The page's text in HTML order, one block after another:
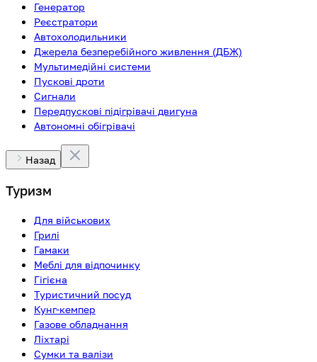
Генератор
Реєстратори
Автохолодильники
Джерела безперебійного живлення (ДБЖ)
Мультимедійні системи
Пускові дроти
Сигнали
Передпускові підігрівачі двигуна
Автономні обігрівачі
Назад
Туризм
Для військових
Грилі
Гамаки
Меблі для відпочинку
Гігієна
Туристичний посуд
Кунг-кемпер
Газове обладнання
Ліхтарі
Сумки та валізи